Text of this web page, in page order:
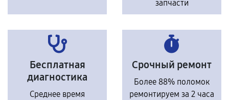
запчасти
Бесплатная
диагностика
Среднее время
Срочный ремонт
Более 88% поломок
ремонтируем за 2 часа